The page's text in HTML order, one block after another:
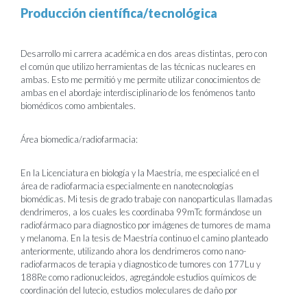
Producción científica/tecnológica
Desarrollo mi carrera académica en dos areas distintas, pero con
el común que utilizo herramientas de las técnicas nucleares en
ambas. Esto me permitió y me permite utilizar conocimientos de
ambas en el abordaje interdisciplinario de los fenómenos tanto
biomédicos como ambientales.
Área biomedica/radiofarmacia:
En la Licenciatura en biología y la Maestría, me especialicé en el
área de radiofarmacia especialmente en nanotecnologías
biomédicas. Mi tesis de grado trabaje con nanoparticulas llamadas
dendrimeros, a los cuales les coordinaba 99mTc formándose un
radiofármaco para diagnostico por imágenes de tumores de mama
y melanoma. En la tesis de Maestría continuo el camino planteado
anteriormente, utilizando ahora los dendrimeros como nano-
radiofarmacos de terapia y diagnostico de tumores con 177Lu y
188Re como radionucleidos, agregándole estudios químicos de
coordinación del lutecio, estudios moleculares de daño por